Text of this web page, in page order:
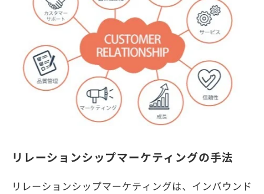
リレーションシップマーケティングの手法
リレーションシップマーケティングは、インバウンド